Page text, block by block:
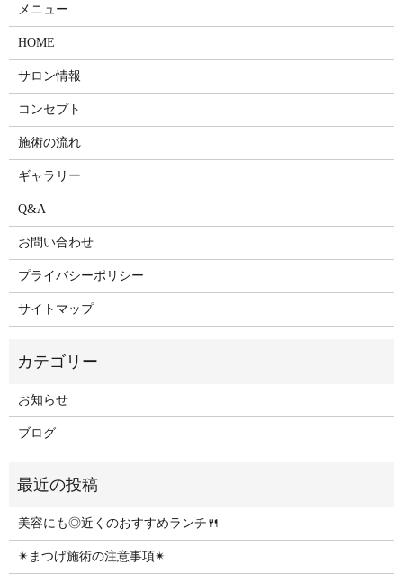
メニュー
HOME
サロン情報
コンセプト
施術の流れ
ギャラリー
Q&A
お問い合わせ
プライバシーポリシー
サイトマップ
お知らせ
ブログ
美容にも◎近くのおすすめランチ🍴
✴︎まつげ施術の注意事項✴︎